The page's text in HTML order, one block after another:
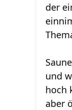
der
und
hoch
aber